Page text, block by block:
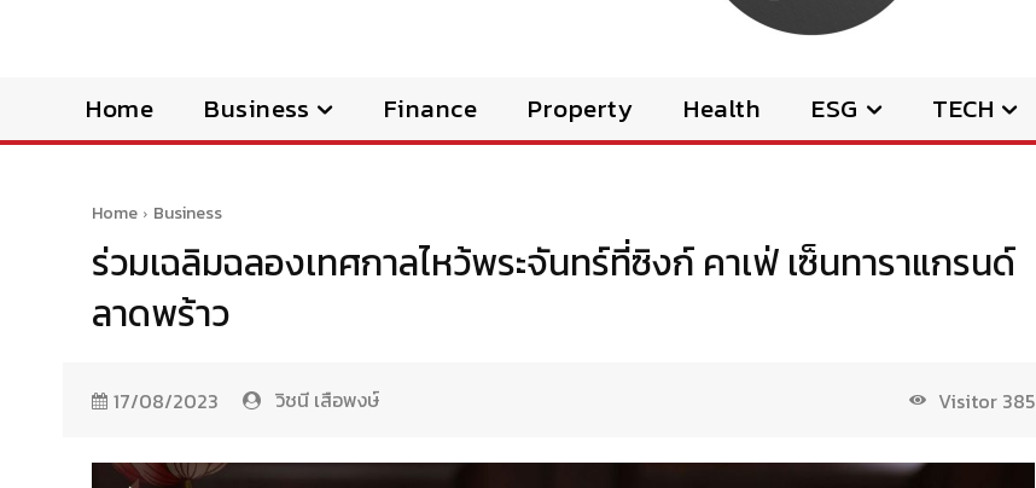
Home Business Finance Property Health ESG TECH
Home Business
ร่วมเฉลิมฉลองเทศกาลไหว้พระจันทร์ที่ซิงก์ คาเฟ่ เซ็นทาราแกรนด์
ลาดพร้าว
17/08/2023 วิชนี เสือพงษ์ Visitor 385